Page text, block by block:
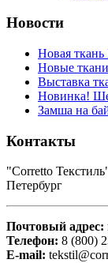
Новости
Новая ткань
Новые
Выставка
Новинка!
Замша на
Контакты
"Corretto
Петербург
Почтовый адрес:
Телефон: 8 (800)
E-mail: